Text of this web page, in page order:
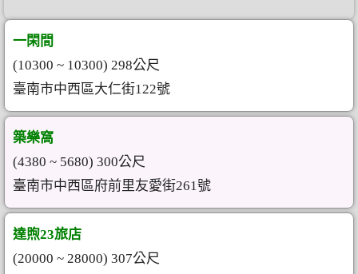
一閑間
(10300 ~ 10300) 298公尺
臺南市中西區大仁街122號
築樂窩
(4380 ~ 5680) 300公尺
臺南市中西區府前里友愛街261號
達煦23旅店
(20000 ~ 28000) 307公尺